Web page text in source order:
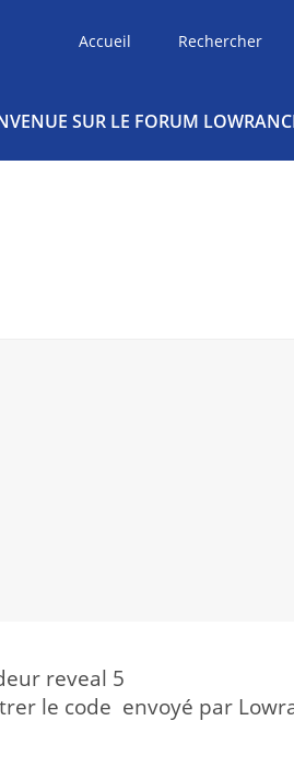
Accueil Rechercher
SUR LE FORUM
reveal 5
le code envoyé par